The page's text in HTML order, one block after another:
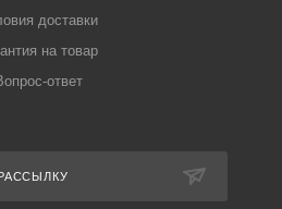
доставки
на товар
ответ